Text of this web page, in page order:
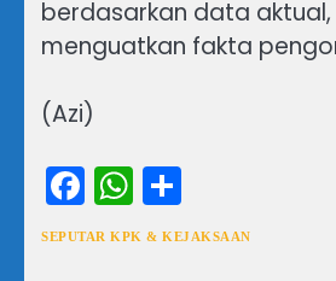
berdasarkan data
menguatkan fakta
(Azi)
Facebook
WhatsApp
SEPUTAR KPK & KEJAKSAAN